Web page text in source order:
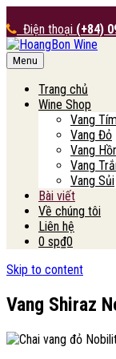
Điện thoại (+84)
HoangBon Wine
Menu
Trang chủ
Wine Shop
Vang
Vang Đỏ
Vang
Vang
Vang Sủi
Bài viết
Về chúng tôi
Liên hệ
0 sp₫0
Skip to content
Vang Shiraz